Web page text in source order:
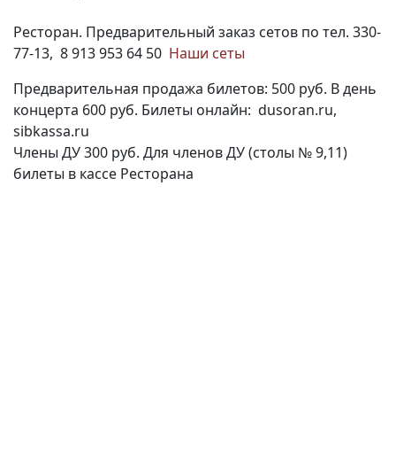
Ресторан. Предварительный заказ сетов по тел. 330-
77-13, 8 913 953 64 50 Наши сеты
Предварительная продажа билетов: 500 руб. В день
концерта 600 руб. Билеты онлайн: dusoran.ru,
sibkassa.ru
Члены ДУ 300 руб. Для членов ДУ(столы № 9,11)
билеты в кассе Ресторана